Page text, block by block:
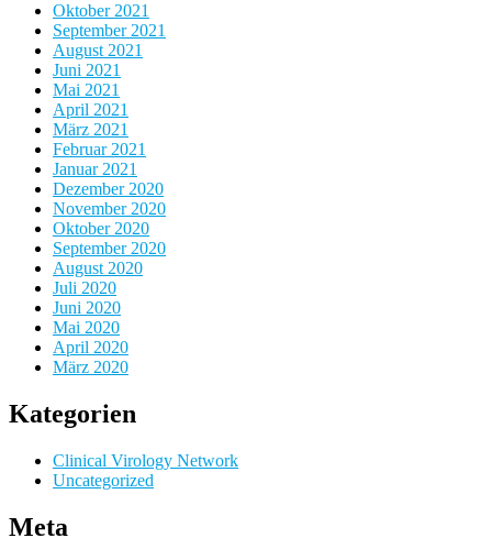
Oktober 2021
September 2021
August 2021
Juni 2021
Mai 2021
April 2021
März 2021
Februar 2021
Januar 2021
Dezember 2020
November 2020
Oktober 2020
September 2020
August 2020
Juli 2020
Juni 2020
Mai 2020
April 2020
März 2020
Kategorien
Clinical Virology Network
Uncategorized
Meta